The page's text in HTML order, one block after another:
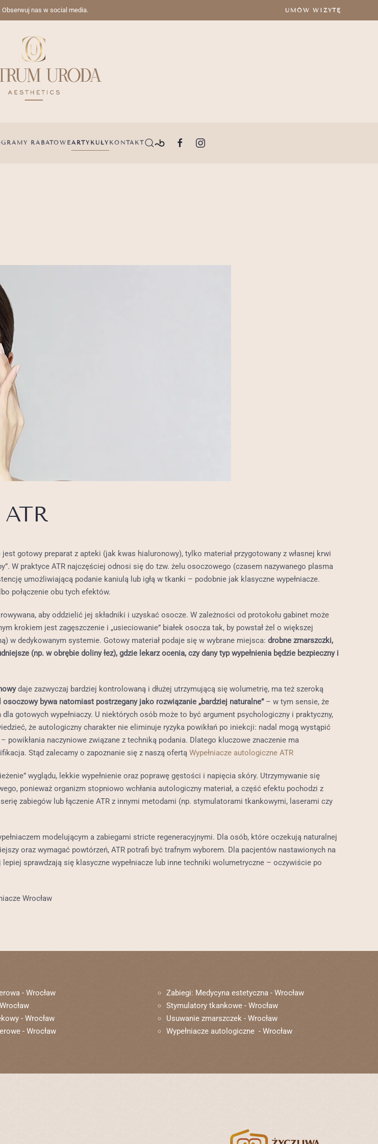
nas w social media. UMÓW WIZYTĘ
RABATOWEARTYKUŁY KONTAKT
gotowy preparat z apteki (jak kwas hialuronowy), tylko materiał przygotowany z własnej krwi
W praktyce ATR najczęściej odnosi się do tzw. żelu osoczowego (czasem nazywanego plasma
umożliwiającą podanie kaniulą lub igłą w tkanki – podobnie jak klasyczne wypełniacze.
połączenie obu tych efektów.
aby oddzielić jej składniki i uzyskać osocze. W zależności od protokołu gabinet może
krokiem jest zagęszczenie i „usieciowanie” białek osocza tak, by powstał żel o większej
w dedykowanym systemie. Gotowy materiał podaje się w wybrane miejsca: drobne zmarszczki,
(np. w obrębie doliny łez), gdzie lekarz ocenia, czy dany typ wypełnienia będzie bezpieczny i
daje zazwyczaj bardziej kontrolowaną i dłużej utrzymującą się wolumetrię, ma też szeroką
bywa natomiast postrzegany jako rozwiązanie „bardziej naturalne”– w tym sensie, że
gotowych wypełniaczy. U niektórych osób może to być argument psychologiczny i praktyczny,
że autologiczny charakter nie eliminuje ryzyka powikłań po iniekcji: nadal mogą wystąpić
naczyniowe związane z techniką podania. Dlatego kluczowe znaczenie ma
Stąd zalecamy o zapoznanie się z naszą ofertą Wypełniacze autologiczne ATR
wyglądu, lekkie wypełnienie oraz poprawę gęstości i napięcia skóry. Utrzymywanie się
ponieważ organizm stopniowo wchłania autologiczny materiał, a część efektu pochodzi z
zabiegów lub łączenie ATR z innymi metodami (np. stymulatorami tkankowymi, laserami czy
modelującym a zabiegami stricte regeneracyjnymi. Dla osób, które oczekują naturalnej
oraz wymagać powtórzeń, ATR potrafi być trafnym wyborem. Dla pacjentów nastawionych na
sprawdzają się klasyczne wypełniacze lub inne techniki wolumetryczne – oczywiście po
Wrocław
- Wrocław
- Wrocław
- Wrocław
Zabiegi: Medycyna estetyczna - Wrocław
Stymulatory tkankowe - Wrocław
Usuwanie zmarszczek - Wrocław
Wypełniacze autologiczne - Wrocław